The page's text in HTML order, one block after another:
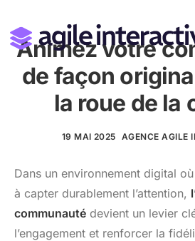
Animez votre
de façon
la roue de la
19 MAI 2025 AGENCE AGILE
Dans un environnement digital
à capter durablement l’attention,
communauté devient un levier
l’engagement et renforcer la